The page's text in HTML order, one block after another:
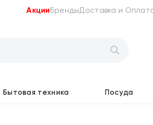
АкцииБрендыДоставка и
Бытовая техника Посуда